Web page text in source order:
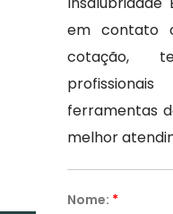
em contato
cotação,
ferramentas
melhor
Nome: *